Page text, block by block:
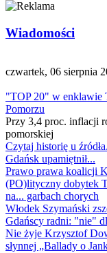
Wiadomości
czwartek, 06 sierpnia
"TOP 20" w enklawie
Pomorzu
Przy 3,4 proc. inflacji
pomorskiej
Czytaj historię u
Gdańsk upamiętnił...
Prawo prawa koalicji
(PO)lityczny dobytek
na... garbach chorych
Włodek Szymański
Gdańscy radni: "nie"
Nie żyje Krzysztof
słynnej „Ballady o